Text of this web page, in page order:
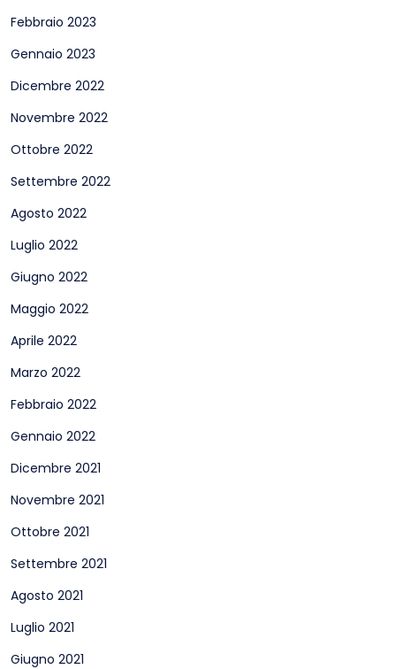
Febbraio 2023
Gennaio 2023
Dicembre 2022
Novembre 2022
Ottobre 2022
Settembre 2022
Agosto 2022
Luglio 2022
Giugno 2022
Maggio 2022
Aprile 2022
Marzo 2022
Febbraio 2022
Gennaio 2022
Dicembre 2021
Novembre 2021
Ottobre 2021
Settembre 2021
Agosto 2021
Luglio 2021
Giugno 2021